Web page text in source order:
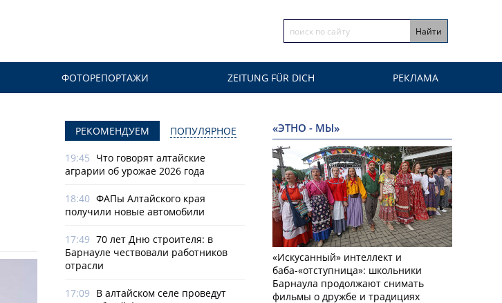
ФОТОРЕПОРТАЖИ ZEITUNG FÜR DICH РЕКЛАМА
РЕКОМЕНДУЕМ ПОПУЛЯРНОЕ
19:45 Что говорят алтайские
аграрии об урожае 2026 года
18:40 ФАПы Алтайского края
получили новые автомобили
17:49 70 лет Дню строителя: в
Барнауле чествовали работников
отрасли
17:09 В алтайском селе проведут
«ЭТНО - МЫ»
«Искусанный» интеллект и
баба-«отступница»: школьники
Барнаула продолжают снимать
фильмы о дружбе и традициях